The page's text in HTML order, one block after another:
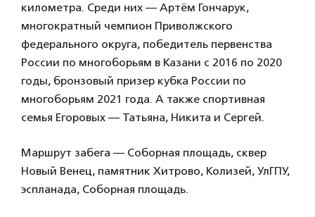
километра. Среди них — Артём Гончарук,
многократный чемпион Приволжского
федерального округа, победитель первенства
России по многоборьям в Казани с 2016 по 2020
годы, бронзовый призер кубка России по
многоборьям 2021 года. А также спортивная
семья Егоровых — Татьяна, Никита и Сергей.
Маршрут забега — Соборная площадь, сквер
Новый Венец, памятник Хитрово, Колизей, УлГПУ,
эспланада, Соборная площадь.